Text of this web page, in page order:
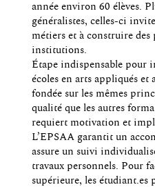
année environ 60 élèves.
généralistes, celles-ci
métiers et à construire des
institutions.
Étape indispensable pour
écoles en arts appliqués et
fondée sur les mêmes
qualité que les autres
requiert motivation et
L’EPSAA garantit un
assure un suivi
travaux personnels. Pour
supérieure, les étudiant.es